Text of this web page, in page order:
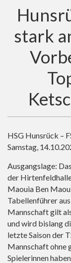
stark
HSG Hunsrück –
Samstag,
Ausgangslage:
der
Maouia Ben
Tabellenführer
Mannschaft gilt
und wird bislang
letzte Saison der
Mannschaft ohne
Spielerinnen